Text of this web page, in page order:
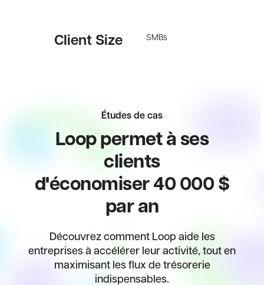
Client Size SMBs
Études de cas
Loop permet à ses
clients
d'économiser 40 000 $
par an
Découvrez comment Loop aide les
entreprises à accélérer leur activité, tout en
maximisant les flux de trésorerie
indispensables.